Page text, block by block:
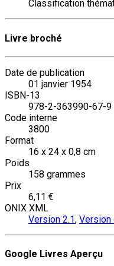
Classification
Livre broché
Date de publication
01 janvier 1954
ISBN-13
978-2-363990-67-9
Code interne
3800
Format
16 x 24 x 0,8 cm
Poids
158 grammes
Prix
6,11 €
ONIX XML
Version 2.1, Version
Google Livres Aperçu